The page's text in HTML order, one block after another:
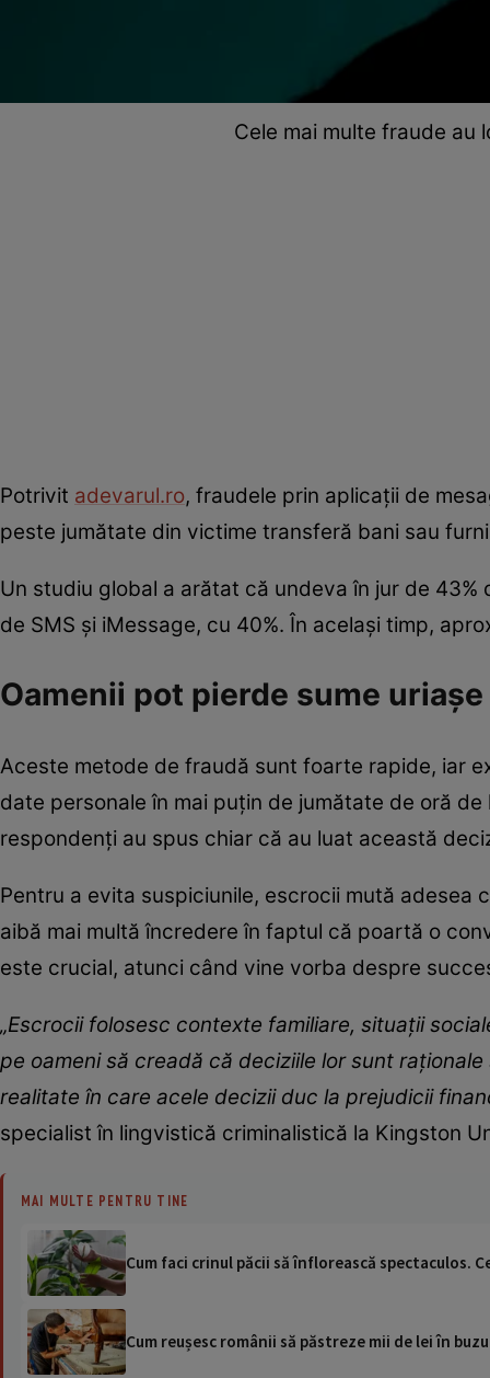
Cele mai multe fraude au
Potrivit adevarul.ro, fraudele prin aplicații de
peste jumătate din victime transferă bani sau
Un studiu global a arătat că undeva în jur de
de SMS și iMessage, cu 40%. În același timp,
Oamenii pot pierde sume uriașe
Aceste metode de fraudă sunt foarte rapide, iar
date personale în mai puțin de jumătate de oră
respondenți au spus chiar că au luat această
Pentru a evita suspiciunile, escrocii mută
aibă mai multă încredere în faptul că poartă o
este crucial, atunci când vine vorba despre
„Escrocii folosesc contexte familiare, situații
pe oameni să creadă că deciziile lor sunt
realitate în care acele decizii duc la prejudicii
specialist în lingvistică criminalistică la Kingston
MAI MULTE PENTRU TINE
Cum faci crinul păcii să înflorească spectaculos.
Cum reușesc românii să păstreze mii de lei în